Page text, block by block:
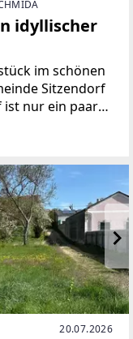
idyllischer
im schönen
Sitzendorf
ist nur ein paar
20.07.2026